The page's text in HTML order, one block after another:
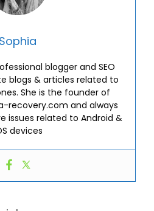
Sophia
blogger and SEO
blogs & articles related to
She is the founder of
recovery.com and always
issues related to Android &
devices